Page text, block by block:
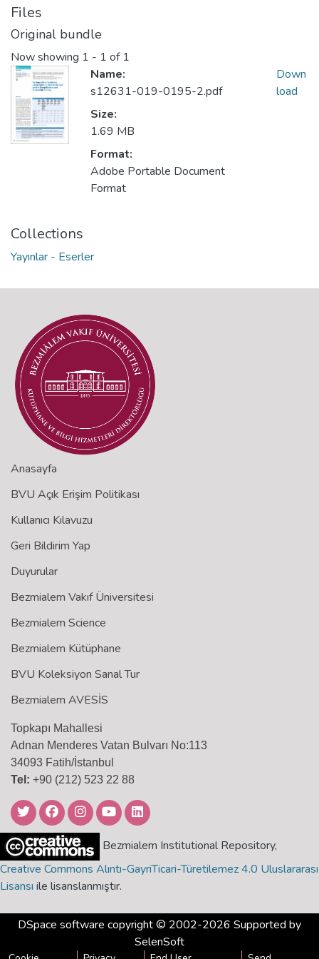
Files
Original bundle
Now showing 1 - 1 of 1
Name:
s12631-019-0195-2.pdf
Size:
1.69 MB
Format:
Adobe Portable Document
Format
Down
load
Collections
Yayınlar - Eserler
Anasayfa
BVU Açık Erişim Politikası
Kullanıcı Kılavuzu
Geri Bildirim Yap
Duyurular
Bezmialem Vakıf Üniversitesi
Bezmialem Science
Bezmialem Kütüphane
BVU Koleksiyon Sanal Tur
Bezmialem AVESİS
Topkapı Mahallesi
Adnan Menderes Vatan Bulvarı No:113
34093 Fatih/İstanbul
Tel: +90 (212) 523 22 88
Bezmialem Institutional Repository,
Creative Commons Alıntı-GayriTicari-Türetilemez 4.0 Uluslararası
Lisansı ile lisanslanmıştır.
DSpace software copyright © 2002-2026 Supported by
SelenSoft